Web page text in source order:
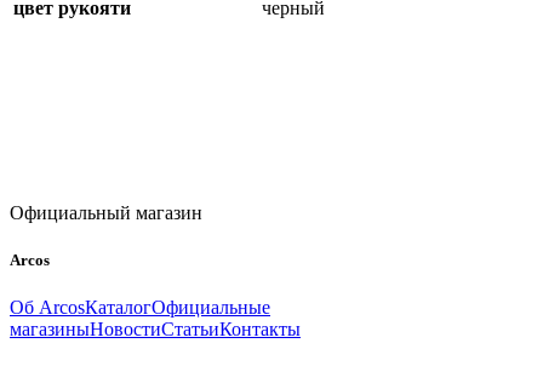
цвет рукояти черный
Официальный магазин
Arcos
Об ArcosКаталогОфициальные
магазиныНовостиСтатьиКонтакты